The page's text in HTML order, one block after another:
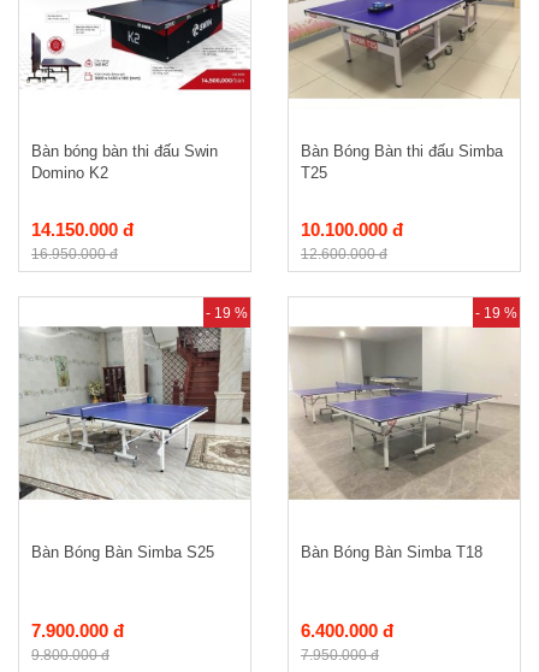
Bàn bóng bàn thi đấu Swin
Domino K2
14.150.000 đ
16.950.000 đ
Bàn Bóng Bàn thi đấu Simba
T25
10.100.000 đ
12.600.000 đ
- 19 %
Bàn Bóng Bàn Simba S25
7.900.000 đ
9.800.000 đ
- 19 %
Bàn Bóng Bàn Simba T18
6.400.000 đ
7.950.000 đ